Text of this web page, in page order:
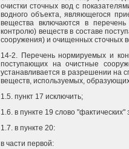
очистки сточных вод с
водного объекта, являющегося
вещества включаются в
контролю) веществ в составе
сооружения) и очищенных сточных
14-2. Перечень нормируемых и
поступающих на очистные
устанавливается в разрешении на
веществ, используемых,
1.5. пункт 17 исключить;
1.6. в пункте 19 слово
1.7. в пункте 20:
в части первой: